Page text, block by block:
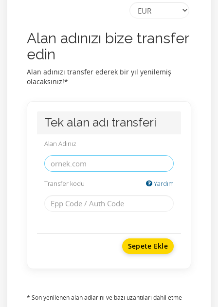
Alan adınızı bize transfer
edin
Alan adınızı transfer ederek bir yıl yenilemiş
olacaksınız!*
Tek alan adı transferi
Alan Adınız
Transfer kodu Yardım
Sepete Ekle
* Son yenilenen alan adlarını ve bazı uzantıları dahil etme